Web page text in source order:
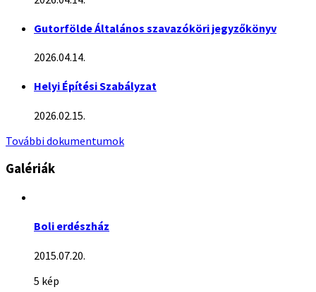
Gutorfölde Általános szavazóköri jegyzőkönyv
2026.04.14.
Helyi Építési Szabályzat
2026.02.15.
További dokumentumok
Galériák
Boli erdészház
2015.07.20.
5 kép